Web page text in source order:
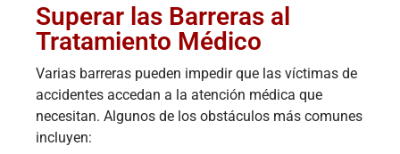
Superar las Barreras al
Tratamiento Médico
Varias barreras pueden impedir que las víctimas de
accidentes accedan a la atención médica que
necesitan. Algunos de los obstáculos más comunes
incluyen: